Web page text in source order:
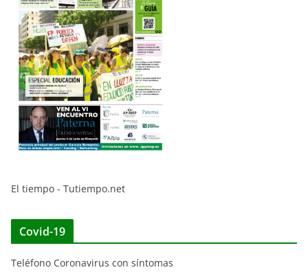
El tiempo - Tutiempo.net
Covid-19
Teléfono Coronavirus con síntomas